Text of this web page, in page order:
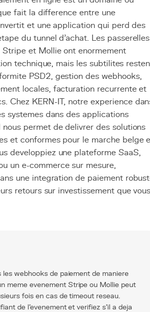
fait la difference entre une
et une application qui perd des
du tunnel d'achat. Les passerelles
Stripe et Mollie ont enormement
technique, mais les subtilites
PSD2, gestion des webhooks,
locales, facturation recurrente et
Chez KERN-IT, notre experience
systemes dans des applications
nous permet de delivrer des solutions
et conformes pour le marche belge
developpiez une plateforme SaaS,
un e-commerce sur mesure,
une integration de paiement
retours sur investissement que
les webhooks de paiement de maniere
meme evenement Stripe ou Mollie peut
fois en cas de timeout reseau.
de l'evenement et verifiez s'il a deja